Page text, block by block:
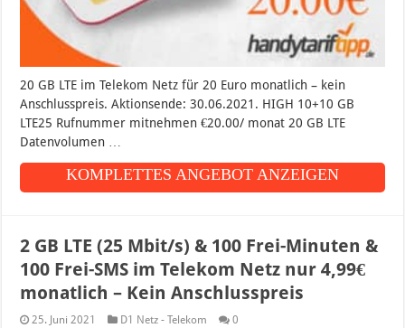
20 GB LTE im Telekom Netz für 20 Euro monatlich – kein
Anschlusspreis. Aktionsende: 30.06.2021. HIGH 10+10 GB
LTE25 Rufnummer mitnehmen €20.00/ monat 20 GB LTE
Datenvolumen …
KOMPLETTES ANGEBOT ANZEIGEN
2 GB LTE (25 Mbit/s) & 100 Frei-Minuten &
100 Frei-SMS im Telekom Netz nur 4,99€
monatlich – Kein Anschlusspreis
25. Juni 2021 D1 Netz - Telekom 0